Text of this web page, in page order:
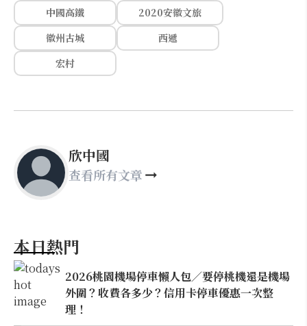
中國高鐵
2020安徽文旅
徽州古城
西遞
宏村
欣中國
查看所有文章
本日熱門
2026桃園機場停車懶人包／要停桃機還是機場
外圍？收費各多少？信用卡停車優惠一次整
理！